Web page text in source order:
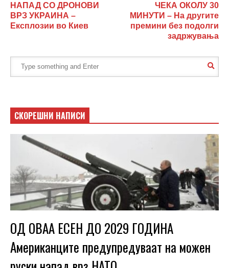
НАПАД СО ДРОНОВИ
ВРЗ УКРАИНА –
Експлозии во Киев
ЧЕКА ОКОЛУ 30
МИНУТИ – На другите
премини без подолги
задржувања
СКОРЕШНИ НАПИСИ
ОД ОВАА ЕСЕН ДО 2029 ГОДИНА
Американците предупредуваат на можен